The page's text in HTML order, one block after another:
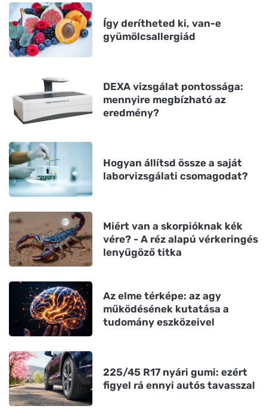
Így derítheted ki, van-e
gyümölcsallergiád
DEXA vizsgálat pontossága:
mennyire megbízható az
eredmény?
Hogyan állítsd össze a saját
laborvizsgálati csomagodat?
Miért van a skorpióknak kék
vére? - A réz alapú vérkeringés
lenyűgöző titka
Az elme térképe: az agy
működésének kutatása a
tudomány eszközeivel
225/45 R17 nyári gumi: ezért
figyel rá ennyi autós tavasszal